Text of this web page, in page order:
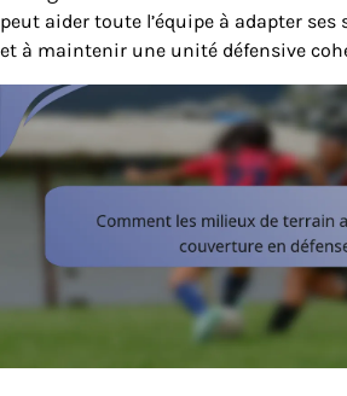
peut aider toute l’équipe à adapter ses
et à maintenir une unité défensive